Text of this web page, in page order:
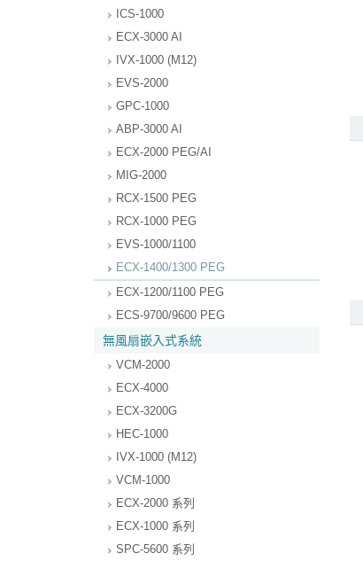
ICS-1000
ECX-3000 AI
IVX-1000 (M12)
EVS-2000
GPC-1000
ABP-3000 AI
ECX-2000 PEG/AI
MIG-2000
RCX-1500 PEG
RCX-1000 PEG
EVS-1000/1100
ECX-1400/1300 PEG
ECX-1200/1100 PEG
ECS-9700/9600 PEG
無風扇嵌入式系統
VCM-2000
ECX-4000
ECX-3200G
HEC-1000
IVX-1000 (M12)
VCM-1000
ECX-2000 系列
ECX-1000 系列
SPC-5600 系列